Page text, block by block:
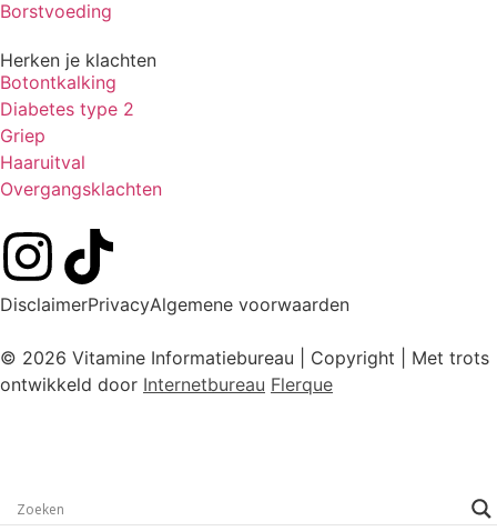
Borstvoeding
Herken je klachten
Botontkalking
Diabetes type 2
Griep
Haaruitval
Overgangsklachten
DisclaimerPrivacyAlgemene voorwaarden
© 2026 Vitamine Informatiebureau | Copyright | Met trots
ontwikkeld door Internetbureau Flerque